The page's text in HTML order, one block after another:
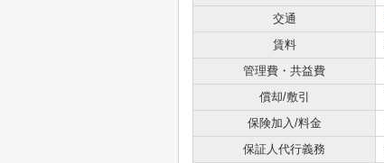
交通
賃料
管理費・共益費
償却/敷引
保険加入/料金
保証人代行義務